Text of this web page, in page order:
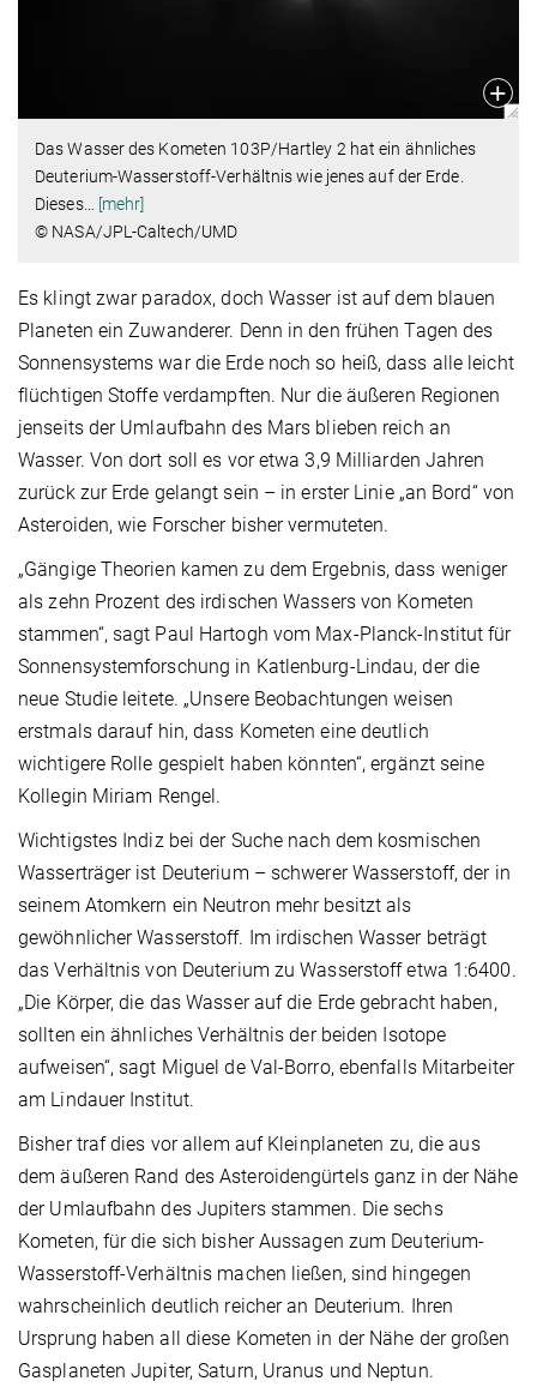
Das Wasser des Kometen 103P/Hartley 2 hat ein ähnliches
Deuterium-Wasserstoff-Verhältnis wie jenes auf der Erde.
Dieses… [mehr]
© NASA/JPL-Caltech/UMD
Es klingt zwar paradox, doch Wasser ist auf dem blauen
Planeten ein Zuwanderer. Denn in den frühen Tagen des
Sonnensystems war die Erde noch so heiß, dass alle leicht
flüchtigen Stoffe verdampften. Nur die äußeren Regionen
jenseits der Umlaufbahn des Mars blieben reich an
Wasser. Von dort soll es vor etwa 3,9 Milliarden Jahren
zurück zur Erde gelangt sein – in erster Linie „an Bord“ von
Asteroiden, wie Forscher bisher vermuteten.
„Gängige Theorien kamen zu dem Ergebnis, dass weniger
als zehn Prozent des irdischen Wassers von Kometen
stammen“, sagt Paul Hartogh vom Max-Planck-Institut für
Sonnensystemforschung in Katlenburg-Lindau, der die
neue Studie leitete. „Unsere Beobachtungen weisen
erstmals darauf hin, dass Kometen eine deutlich
wichtigere Rolle gespielt haben könnten“, ergänzt seine
Kollegin Miriam Rengel.
Wichtigstes Indiz bei der Suche nach dem kosmischen
Wasserträger ist Deuterium – schwerer Wasserstoff, der in
seinem Atomkern ein Neutron mehr besitzt als
gewöhnlicher Wasserstoff. Im irdischen Wasser beträgt
das Verhältnis von Deuterium zu Wasserstoff etwa 1:6400.
„Die Körper, die das Wasser auf die Erde gebracht haben,
sollten ein ähnliches Verhältnis der beiden Isotope
aufweisen“, sagt Miguel de Val-Borro, ebenfalls Mitarbeiter
am Lindauer Institut.
Bisher traf dies vor allem auf Kleinplaneten zu, die aus
dem äußeren Rand des Asteroidengürtels ganz in der Nähe
der Umlaufbahn des Jupiters stammen. Die sechs
Kometen, für die sich bisher Aussagen zum Deuterium-
Wasserstoff-Verhältnis machen ließen, sind hingegen
wahrscheinlich deutlich reicher an Deuterium. Ihren
Ursprung haben all diese Kometen in der Nähe der großen
Gasplaneten Jupiter, Saturn, Uranus und Neptun.